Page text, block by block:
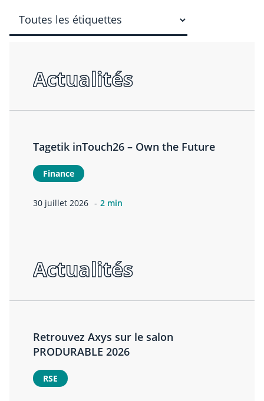
Actualités
Tagetik inTouch26 – Own the Future
Finance
30 juillet 2026 2 min
Actualités
Retrouvez Axys sur le salon
PRODURABLE 2026
RSE